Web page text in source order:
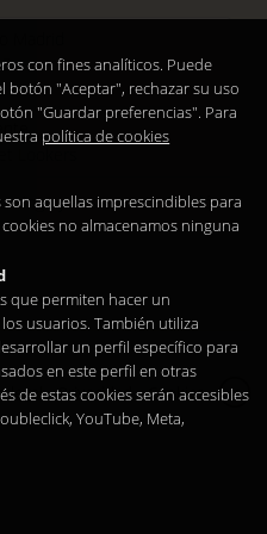
Madrid
yRestaurante Sandó
legal Privacidad Cookies es
con fines analíticos. Puede
botón "Aceptar", rechazar su uso
"Guardar preferencias". Para
política de cookies
aquellas imprescindibles para
no almacenamos ninguna
que permiten hacer un
usuarios. También utiliza
un perfil específico para
en este perfil en otras
de estas cookies serán accesibles
YouTube, Meta,